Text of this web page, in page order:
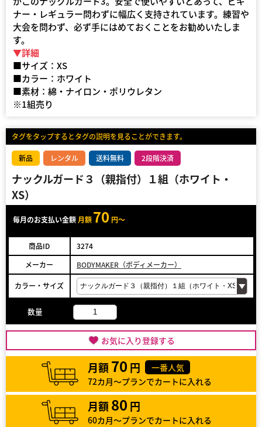
ナー・レギュラー問わずに幅広く支持されています。練習や
大会を問わず、必ず手にはめておくことをお勧めいたしま
す。
▼詳細
■サイズ：XS
■カラー：ホワイト
■素材：綿・ナイロン・ポリウレタン
※1組売り
タグをタップするとタグの説明を見ることができます。
新品 レンタル 送料無料 2段階決済
ナックルガード３（親指付）１組（ホワイト・
XS）
毎月のお支払い金額 月額70 円～
商品ID
3274
メーカー
BODYMAKER（ボディメーカー）
カラー・サイズ
数量
お気に入り登録する
月額 70 円
一番人気
72カ月～プランでカートに入れる
月額 80 円
60カ月～プランでカートに入れる